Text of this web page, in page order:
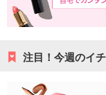
注目！今週のイ